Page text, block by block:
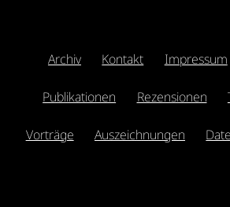
Archiv Kontakt Impressum
Publikationen Rezensionen
Vorträge Auszeichnungen